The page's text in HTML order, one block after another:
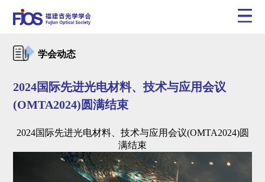
学会动态
2024国际先进光电材料、技术与应用会议
(OMTA2024)圆满结束
2024国际先进光电材料、技术与应用会议(OMTA2024)圆
满结束